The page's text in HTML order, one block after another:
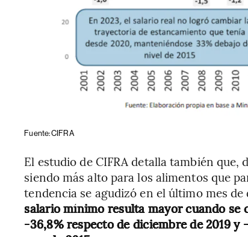
Fuente: CIFRA
El estudio de CIFRA detalla también
siendo más alto para los alimentos que
tendencia se agudizó en el último mes de
salario mínimo resulta mayor cuando
-36,8% respecto de diciembre de 2019 y